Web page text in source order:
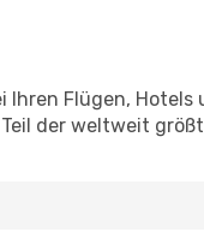
Flügen, Hotels
der weltweit